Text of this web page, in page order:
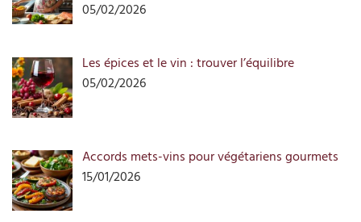
05/02/2026
Les épices et le vin : trouver l’équilibre
05/02/2026
Accords mets-vins pour végétariens gourmets
15/01/2026